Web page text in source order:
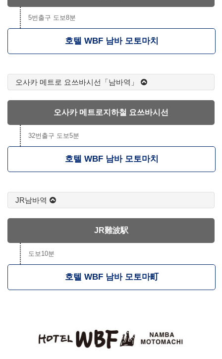
5번출구 도보8분
호텔 WBF 남바 모토마치
오사카 메트로 요쓰바시선「남바역」
오사카 메트로지하철 요쓰바시선
32번출구 도보5분
호텔 WBF 남바 모토마치
JR남바역
JR難波駅
도보10분
호텔 WBF 남바 모토마町